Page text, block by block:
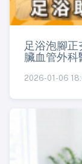
足浴泡腳
臟血管外科
2026-01-06